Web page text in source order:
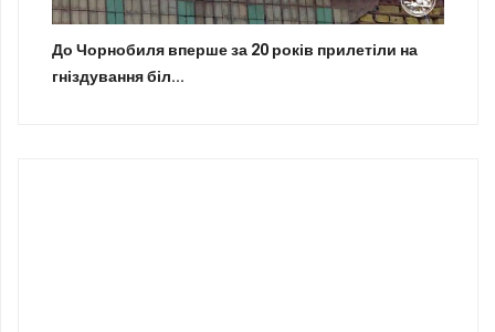
До Чорнобиля вперше за 20 років прилетіли на
гніздування біл...